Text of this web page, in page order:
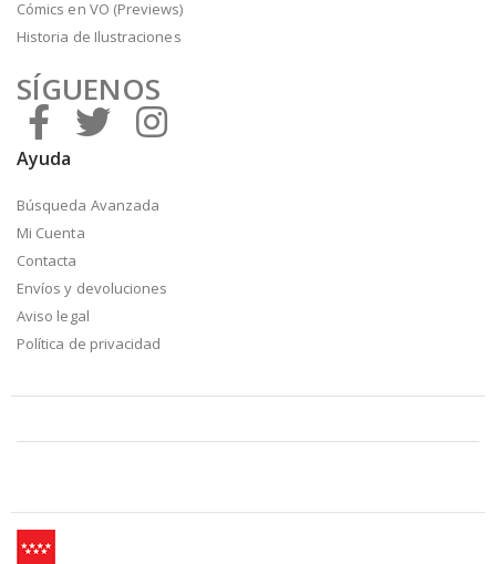
Cómics en VO (Previews)
Historia de Ilustraciones
SÍGUENOS
Ayuda
Búsqueda Avanzada
Mi Cuenta
Contacta
Envíos y devoluciones
Aviso legal
Política de privacidad